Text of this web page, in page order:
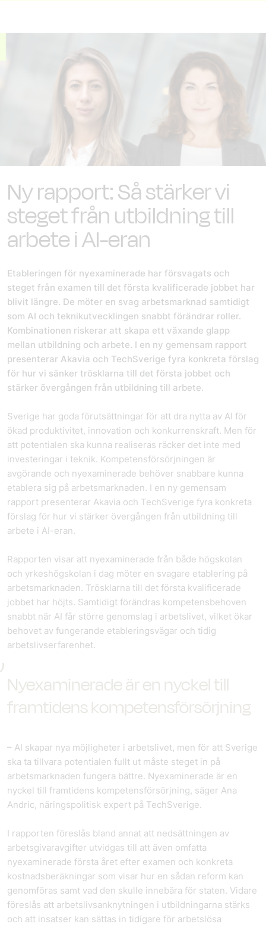
Ny rapport: Så stärker vi
steget från utbildning till
arbete i AI-eran
Etableringen för nyexaminerade har försvagats och
steget från examen till det första kvalificerade jobbet har
blivit längre. De möter en svag arbetsmarknad samtidigt
som AI och teknikutvecklingen snabbt förändrar roller.
Kombinationen riskerar att skapa ett växande glapp
mellan utbildning och arbete. I en ny gemensam rapport
presenterar Akavia och TechSverige fyra konkreta förslag
för hur vi sänker trösklarna till det första jobbet och
stärker övergången från utbildning till arbete.
Sverige har goda förutsättningar för att dra nytta av AI för
ökad produktivitet, innovation och konkurrenskraft. Men för
att potentialen ska kunna realiseras räcker det inte med
investeringar i teknik. Kompetensförsörjningen är
avgörande och nyexaminerade behöver snabbare kunna
etablera sig på arbetsmarknaden. I en ny gemensam
rapport presenterar Akavia och TechSverige fyra konkreta
förslag för hur vi stärker övergången från utbildning till
arbete i AI-eran.
Rapporten visar att nyexaminerade från både högskolan
och yrkeshögskolan i dag möter en svagare etablering på
arbetsmarknaden. Trösklarna till det första kvalificerade
jobbet har höjts. Samtidigt förändras kompetensbehoven
snabbt när AI får större genomslag i arbetslivet, vilket ökar
behovet av fungerande etableringsvägar och tidig
arbetslivserfarenhet.
Nyexaminerade är en nyckel till
framtidens kompetensförsörjning
– AI skapar nya möjligheter i arbetslivet, men för att Sverige
ska ta tillvara potentialen fullt ut måste steget in på
arbetsmarknaden fungera bättre. Nyexaminerade är en
nyckel till framtidens kompetensförsörjning, säger Ana
Andric, näringspolitisk expert på TechSverige.
I rapporten föreslås bland annat att nedsättningen av
arbetsgivaravgifter utvidgas till att även omfatta
nyexaminerade första året efter examen och konkreta
kostnadsberäkningar som visar hur en sådan reform kan
genomföras samt vad den skulle innebära för staten. Vidare
föreslås att arbetslivsanknytningen i utbildningarna stärks
och att insatser kan sättas in tidigare för arbetslösa